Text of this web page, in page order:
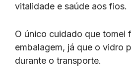
vitalidade e saúde aos fios.
O único cuidado que tomei
embalagem, já que o vidro
durante o transporte.